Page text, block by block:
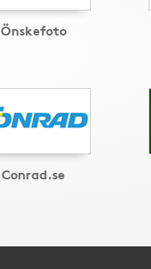
Önskefoto
Conrad.se